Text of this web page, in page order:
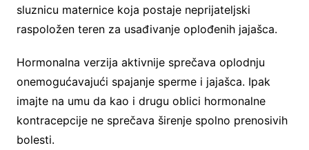
sluznicu maternice koja postaje neprijateljski
raspoložen teren za usađivanje oplođenih jajašca.
Hormonalna verzija aktivnije sprečava oplodnju
onemogućavajući spajanje sperme i jajašca. Ipak
imajte na umu da kao i drugu oblici hormonalne
kontracepcije ne sprečava širenje spolno prenosivih
bolesti.